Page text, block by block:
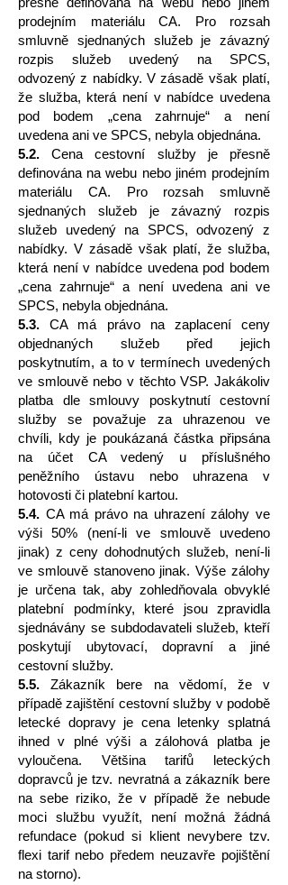
prodejním materiálu CA. Pro rozsah
smluvně sjednaných služeb je závazný
rozpis služeb uvedený na SPCS,
odvozený z nabídky. V zásadě však platí,
že služba, která není v nabídce uvedena
pod bodem „cena zahrnuje“ a není
uvedena ani ve SPCS, nebyla objednána.
5.2.Cena cestovní služby je přesně
definována na webu nebo jiném prodejním
materiálu CA. Pro rozsah smluvně
sjednaných služeb je závazný rozpis
služeb uvedený na SPCS, odvozený z
nabídky. V zásadě však platí, že služba,
která není v nabídce uvedena pod bodem
„cena zahrnuje“ a není uvedena ani ve
SPCS, nebyla objednána.
5.3.CA má právo na zaplacení ceny
objednaných služeb před jejich
poskytnutím, a to v termínech uvedených
ve smlouvě nebo v těchto VSP. Jakákoliv
platba dle smlouvy poskytnutí cestovní
služby se považuje za uhrazenou ve
chvíli, kdy je poukázaná částka připsána
na účet CA vedený u příslušného
peněžního ústavu nebo uhrazena v
hotovosti či platební kartou.
5.4. CA má právo na uhrazení zálohy ve
výši 50% (není-li ve smlouvě uvedeno
jinak) z ceny dohodnutých služeb, není-li
ve smlouvě stanoveno jinak. Výše zálohy
je určena tak, aby zohledňovala obvyklé
platební podmínky, které jsou zpravidla
sjednávány se subdodavateli služeb, kteří
poskytují ubytovací, dopravní a jiné
cestovní služby.
5.5.Zákazník bere na vědomí, že v
případě zajištění cestovní služby v podobě
letecké dopravy je cena letenky splatná
ihned v plné výši a zálohová platba je
vyloučena. Většina tarifů leteckých
dopravců je tzv. nevratná a zákazník bere
na sebe riziko, že v případě že nebude
moci službu využít, není možná žádná
refundace (pokud si klient nevybere tzv.
flexi tarif nebo předem neuzavře pojištění
na storno).